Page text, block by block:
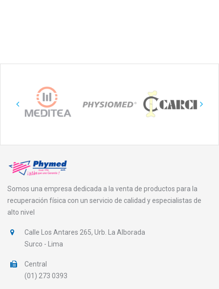
Somos una empresa dedicada a la venta de productos para la
recuperación física con un servicio de calidad y especialistas de
alto nivel
Calle Los Antares 265, Urb. La Alborada
Surco - Lima
Central
(01) 273 0393